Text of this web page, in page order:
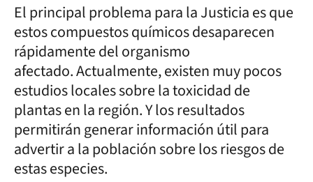
El principal problema para la Justicia es que
estos compuestos químicos desaparecen
rápidamente del organismo
afectado. Actualmente, existen muy pocos
estudios locales sobre la toxicidad de
plantas en la región. Y los resultados
permitirán generar información útil para
advertir a la población sobre los riesgos de
estas especies.